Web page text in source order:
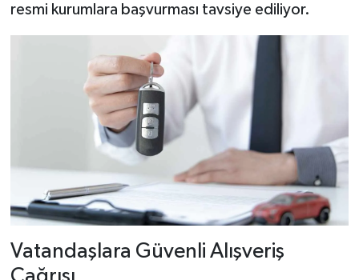
resmi kurumlara başvurması tavsiye ediliyor.
Vatandaşlara Güvenli Alışveriş